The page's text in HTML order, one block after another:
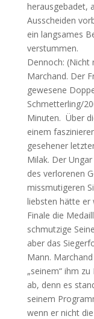
herausgebadet,
Ausscheiden
ein langsames
verstummen.
Dennoch: (Nicht
Marchand. Der
gewesene
Schmetterling/
Minuten. Über
einem
gesehener
Milak. Der
des verlorenen
missmutigeren
liebsten hätte er
Finale die
schmutzige
aber das
Mann.
„seinem“ ihm
ab, denn es
seinem
wenn er nicht